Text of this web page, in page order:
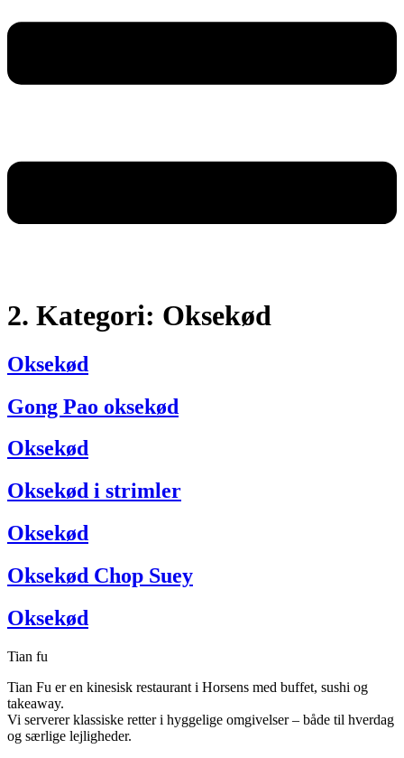
2. Kategori: Oksekød
Oksekød
Gong Pao oksekød
Oksekød
Oksekød i strimler
Oksekød
Oksekød Chop Suey
Oksekød
Tian fu
Tian Fu er en kinesisk restaurant i Horsens med buffet, sushi og
takeaway.
Vi serverer klassiske retter i hyggelige omgivelser – både til hverdag
og særlige lejligheder.